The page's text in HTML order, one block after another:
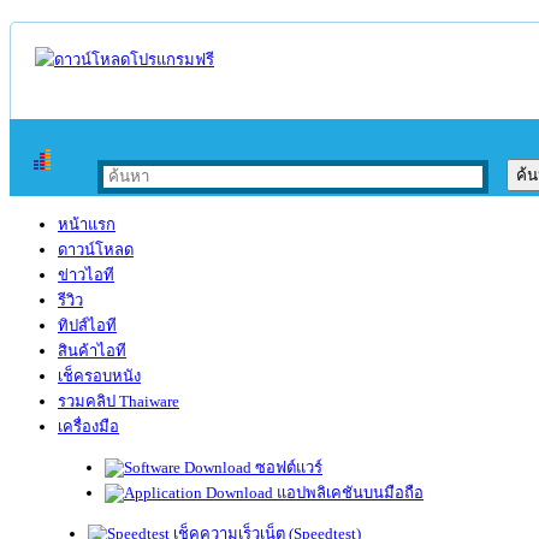
หน้าแรก
ดาวน์โหลด
ข่าวไอที
รีวิว
ทิปส์ไอที
สินค้าไอที
เช็ครอบหนัง
รวมคลิป Thaiware
เครื่องมือ
ซอฟต์แวร์
แอปพลิเคชันบนมือถือ
เช็คความเร็วเน็ต (Speedtest)